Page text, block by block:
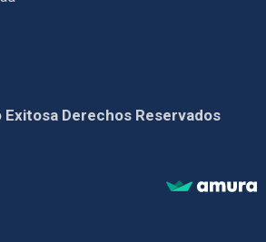
Exitosa Derechos Reservados